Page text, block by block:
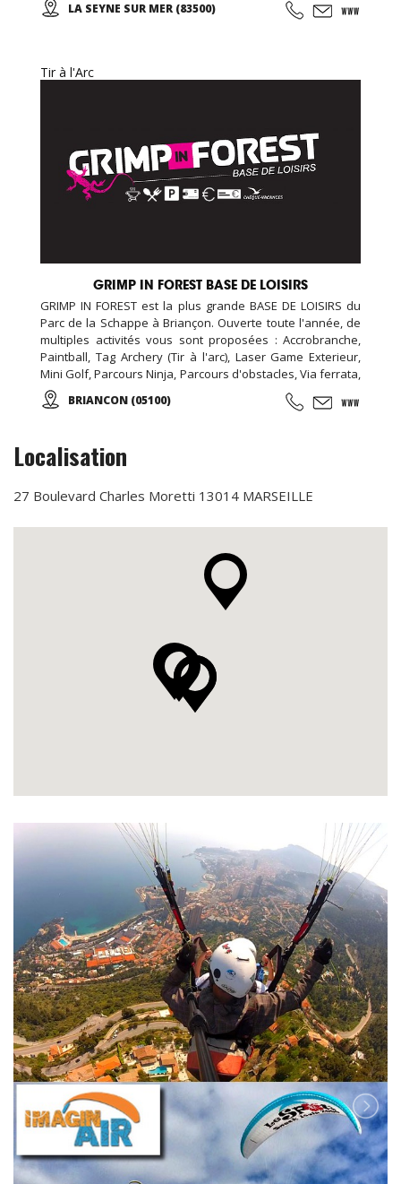
(taichi) peut s’exécuter de bien des manières différentes,
LA SEYNE SUR MER (83500)
Tir à l'Arc
GRIMP IN FOREST BASE DE LOISIRS
GRIMP IN FOREST est la plus grande BASE DE LOISIRS du
Parc de la Schappe à Briançon. Ouverte toute l'année, de
multiples activités vous sont proposées : Accrobranche,
Paintball, Tag Archery (Tir à l'arc), Laser Game Exterieur,
Mini Golf, Parcours Ninja, Parcours d'obstacles, Via ferrata,
chasse aux trésors (chasse aux indices), Biathlon... De
l'aventure, des émotions, des moments forts à partager en
soirée nocturne privative, EVG, EVJF...).
BRIANCON (05100)
Localisation
27 Boulevard Charles Moretti 13014 MARSEILLE